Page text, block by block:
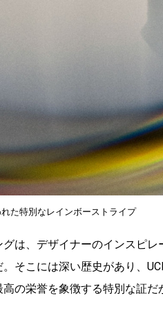
た特別なレインボーストライプ
は、デザイナーのインスピ
そこには深い歴史があり、
の栄誉を象徴する特別な証だ